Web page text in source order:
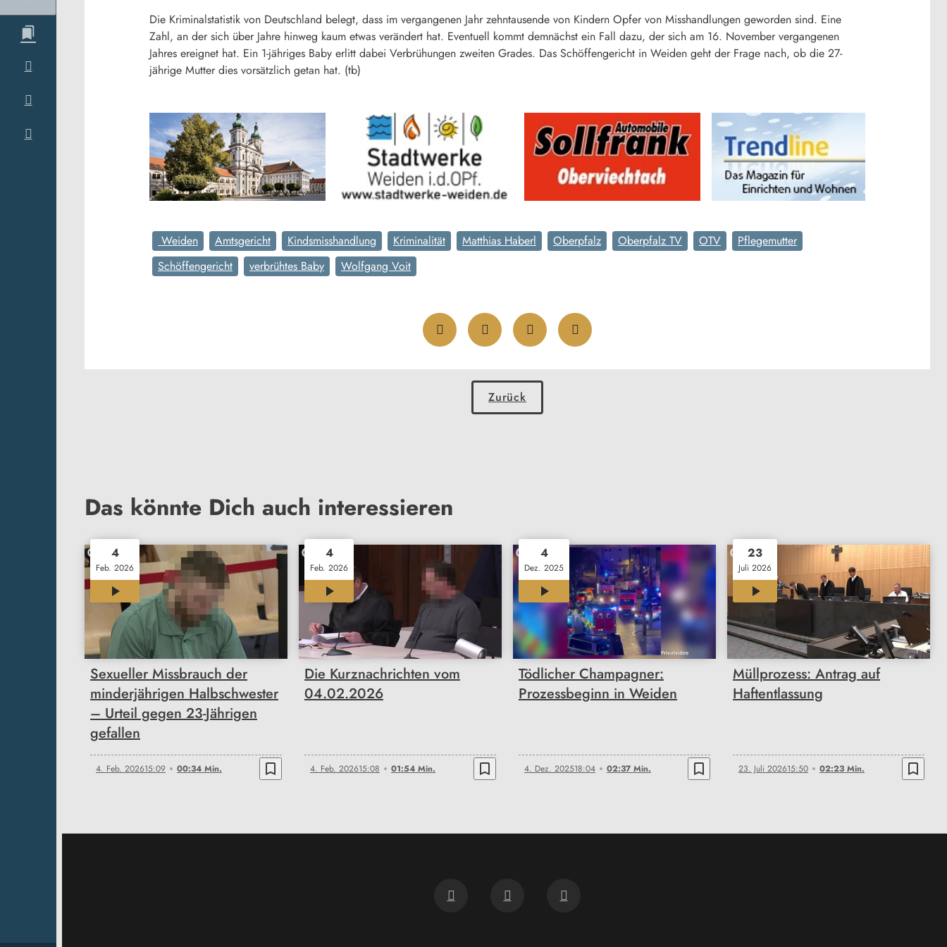
Die Kriminalstatistik von Deutschland belegt, dass im vergangenen Jahr zehntausende von Kindern Opfer von Misshandlungen geworden sind. Eine
Zahl, an der sich über Jahre hinweg kaum etwas verändert hat. Eventuell kommt demnächst ein Fall dazu, der sich am 16. November vergangenen
Jahres ereignet hat. Ein 1-jähriges Baby erlitt dabei Verbrühungen zweiten Grades. Das Schöffengericht in Weiden geht der Frage nach, ob die 27-
jährige Mutter dies vorsätzlich getan hat. (tb)
Weiden Amtsgericht Kindsmisshandlung Kriminalität Matthias Haberl Oberpfalz Oberpfalz TV OTV
Pflegemutter
Schöffengericht
verbrühtes Baby Wolfgang Voit
Zurück
Das könnte Dich auch interessieren
4
Feb. 2026
00:34
Sexueller Missbrauch der
minderjährigen Halbschwester
– Urteil gegen 23-Jährigen
gefallen
4. Feb. 202615:09 00:34 Min. bookmark_border
4
Feb. 2026
01:54
Die Kurznachrichten vom
04.02.2026
4. Feb. 202615:08 01:54 Min. bookmark_border
4
Dez. 2025
02:37
Tödlicher Champagner:
Prozessbeginn in Weiden
4. Dez. 202518:04 02:37 Min. bookmark_border
23
Juli 2026
Müllprozess: Antrag auf
Haftentlassung
23. Juli 202615:50 02:23 Min. bookmark_border